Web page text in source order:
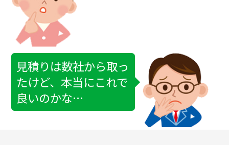
見積りは数社から取っ
たけど、本当にこれで
良いのかな…